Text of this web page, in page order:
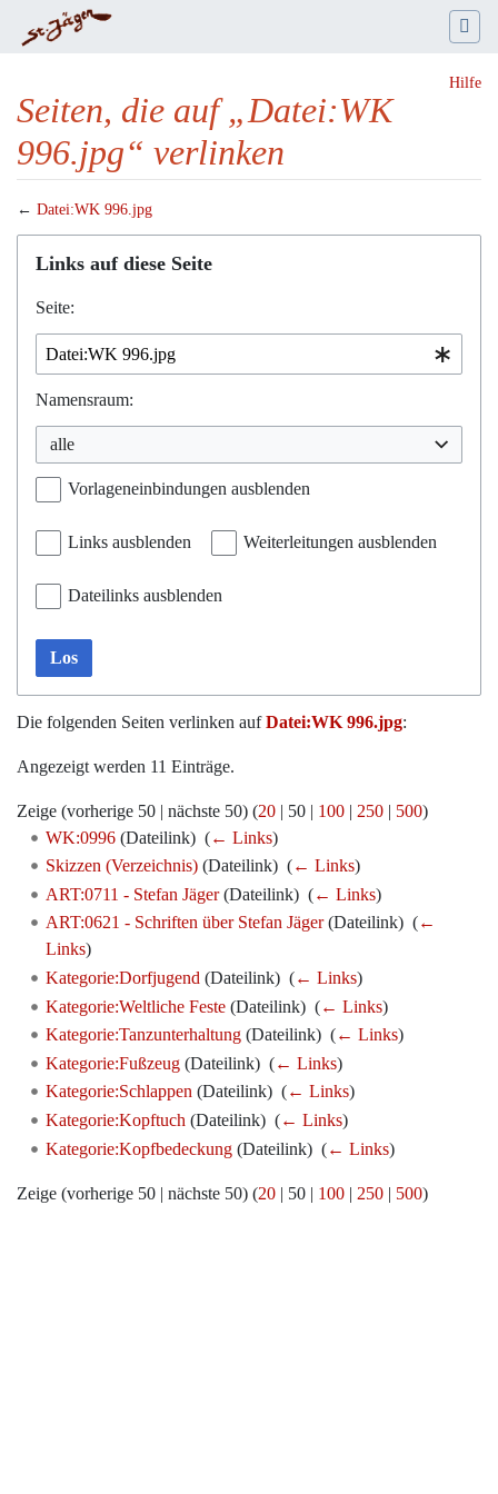
Hilfe
Seiten, die auf „Datei:WK
996.jpg“ verlinken
← Datei:WK 996.jpg
Wechseln zu:Navigation,Suche
Links auf diese Seite
Seite:
Namensraum:
alle
Vorlageneinbindungen ausblenden
Links ausblenden Weiterleitungen ausblenden
Dateilinks ausblenden
Los
Die folgenden Seiten verlinken aufDatei:WK 996.jpg:
Angezeigt werden 11 Einträge.
Zeige (vorherige 50 | nächste 50) (20 | 50 | 100 | 250 | 500)
WK:0996(Dateilink) ‎ (← Links)
Skizzen (Verzeichnis)(Dateilink) ‎ (← Links)
ART:0711 - Stefan Jäger(Dateilink) ‎ (← Links)
ART:0621 - Schriften über Stefan Jäger(Dateilink) ‎ (←
Links)
Kategorie:Dorfjugend (Dateilink) ‎ (← Links)
Kategorie:Weltliche Feste(Dateilink) ‎ (← Links)
Kategorie:Tanzunterhaltung(Dateilink) ‎ (← Links)
Kategorie:Fußzeug(Dateilink) ‎ (← Links)
Kategorie:Schlappen(Dateilink) ‎ (← Links)
Kategorie:Kopftuch (Dateilink) ‎ (← Links)
Kategorie:Kopfbedeckung(Dateilink) ‎ (← Links)
Zeige (vorherige 50 | nächste 50) (20 | 50 | 100 | 250 | 500)